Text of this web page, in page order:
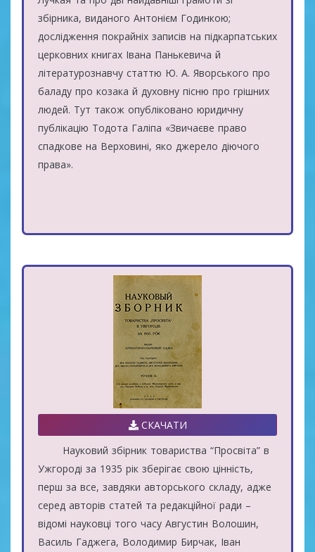
збірника, виданого Антонієм Годинкою;
дослідження покрайніх записів на підкарпатських
церковних книгах Івана Панькевича й
літературознавчу статтю Ю. А. Яворського про
баладу про козака й духовну пісню про грішних
людей. Тут також опубліковано юридичну
публікацію Тодота Галіпа «Звичаєве право
спадкове на Верховині, яко джерело діючого
права».
СКАЧАТИ
Науковий збірник товариства “Просвіта” в
Ужгороді за 1935 рік зберігає свою цінність,
перш за все, завдяки авторського складу, адже
серед авторів статей та редакційної ради –
відомі науковці того часу Августин Волошин,
Василь Гаджега, Володимир Бирчак, Іван